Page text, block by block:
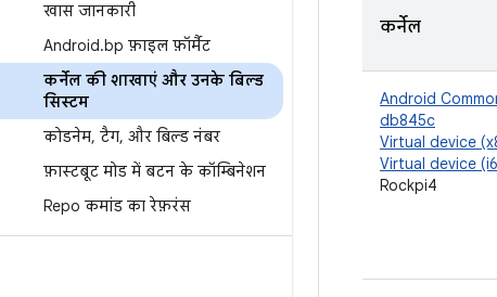
खास जानकारी
Android.bp फ़ाइल फ़ॉर्मैट
कर्नेल की शाखाएं और उनके बिल्ड
सिस्टम
कोडनेम, टैग, और बिल्ड नंबर
फ़ास्टबूट मोड में बटन के कॉम्बिनेशन
Repo कमांड का रेफ़रंस
कर्नेल
Android
db845c
Virtual device
Virtual device
Rockpi4